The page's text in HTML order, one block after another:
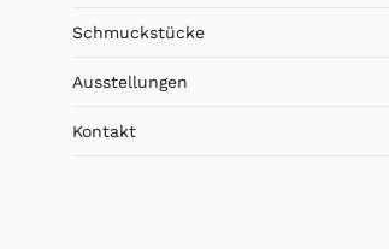
Schmuckstücke
Ausstellungen
Kontakt